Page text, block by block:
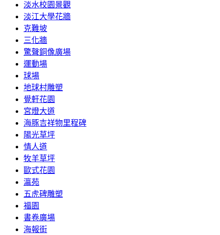
淡水校園景觀
淡江大學花牆
克難坡
三化牆
驚聲銅像廣場
運動場
球場
地球村雕塑
覺軒花園
宮燈大道
海豚吉祥物里程碑
陽光草坪
情人道
牧羊草坪
歐式花園
瀛苑
五虎碑雕塑
福園
書卷廣場
海報街